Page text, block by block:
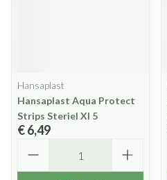
Hansaplast
Hansaplast Aqua Protect
Strips Steriel Xl 5
€ 6,49